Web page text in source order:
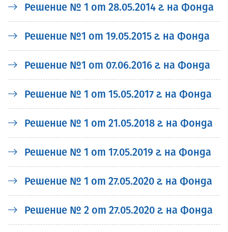
Решение № 1 от 28.05.2014 г. на Фонда
Решение №1 от 19.05.2015 г. на Фонда
Решение №1 от 07.06.2016 г. на Фонда
Решение № 1 от 15.05.2017 г. на Фонда
Решение № 1 от 21.05.2018 г. на Фонда
Решение № 1 от 17.05.2019 г. на Фонда
Решение № 1 от 27.05.2020 г. на Фонда
Решение № 2 от 27.05.2020 г. на Фонда